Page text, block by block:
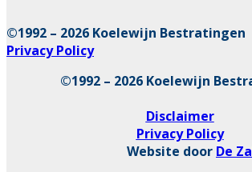
©1992 – 2026 Koelewijn
Privacy Policy
©1992 – 2026 Koelewijn
Disclaimer
Privacy Policy
Website door De